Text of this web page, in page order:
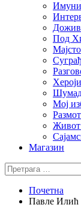
Под
Мој
Живот
Магазин
Претрага
за:
Почетна
Павле Илић